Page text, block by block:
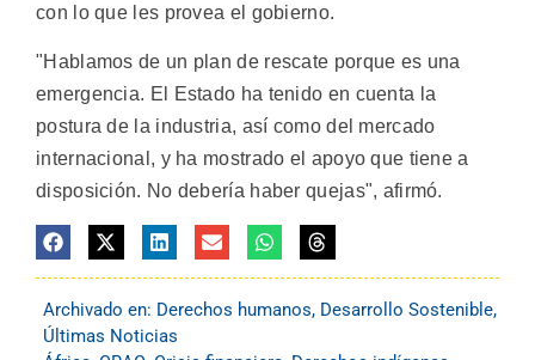
con lo que les provea el gobierno.
"Hablamos de un plan de rescate porque es una
emergencia. El Estado ha tenido en cuenta la
postura de la industria, así como del mercado
internacional, y ha mostrado el apoyo que tiene a
disposición. No debería haber quejas", afirmó.
Archivado en: Derechos humanos, Desarrollo Sostenible,
Últimas Noticias